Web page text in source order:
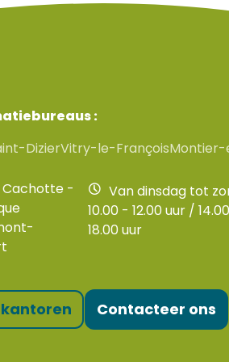
:
DizierVitry-le-François
Cachotte -
Van dinsdag tot
10.00 - 12.00 uur /
18.00 uur
Contacteer ons